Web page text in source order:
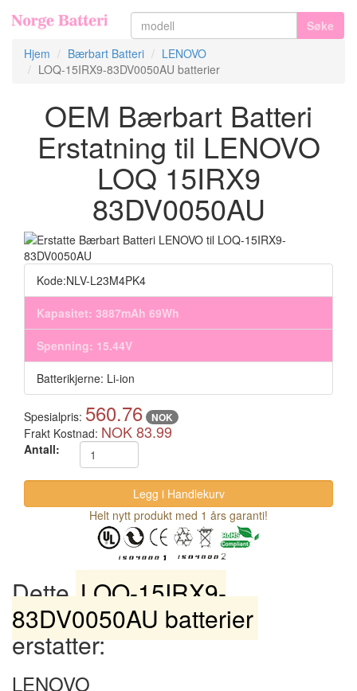
Søke
Hjem
Bærbart Batteri
LENOVO
LOQ-15IRX9-83DV0050AU batterier
OEM Bærbart Batteri
Erstatning til LENOVO
LOQ 15IRX9
83DV0050AU
Kode:NLV-L23M4PK4
Kapasitet: 3887mAh 69Wh
Spenning: 15.44V
Batterikjerne: Li-ion
Spesialpris: 560.76 NOK
Frakt Kostnad: NOK 83.99
Antall:
Helt nytt produkt med 1 års garanti!
DetteLOQ-15IRX9-
83DV0050AU batterier
erstatter:
LENOVO